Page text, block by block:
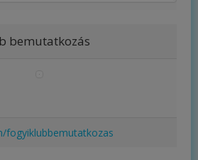
bemutatkozás
fogyiklubbemutatkozas